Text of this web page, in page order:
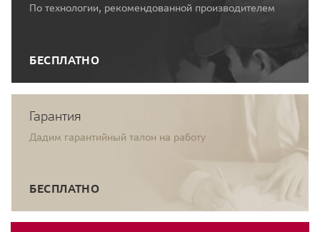
По технологии, рекомендованной производителем
БЕСПЛАТНО
Гарантия
Дадим гарантийный талон на работу
БЕСПЛАТНО